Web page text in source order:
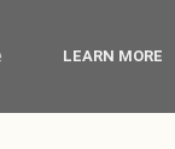
LEARN MORE